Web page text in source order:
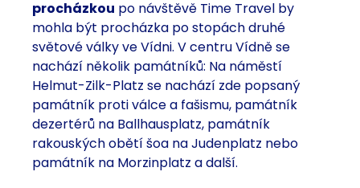
procházkou po návštěvě Time Travel by
mohla být procházka po stopách druhé
světové války ve Vídni. V centru Vídně se
nachází několik památníků: Na náměstí
Helmut-Zilk-Platz se nachází zde popsaný
památník proti válce a fašismu, památník
dezertérů na Ballhausplatz, památník
rakouských obětí šoa na Judenplatz nebo
památník na Morzinplatz a další.